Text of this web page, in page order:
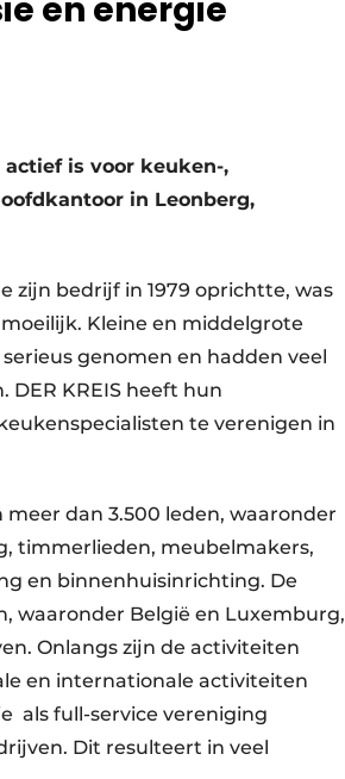
en energie
actief is voor keuken-,
in Leonberg,
zijn bedrijf in 1979 oprichtte, was
Kleine en middelgrote
genomen en hadden veel
KREIS heeft hun
te verenigen in
dan 3.500 leden, waaronder
timmerlieden, meubelmakers,
en binnenhuisinrichting. De
waaronder België en Luxemburg,
Onlangs zijn de activiteiten
en internationale activiteiten
als full-service vereniging
Dit resulteert in veel